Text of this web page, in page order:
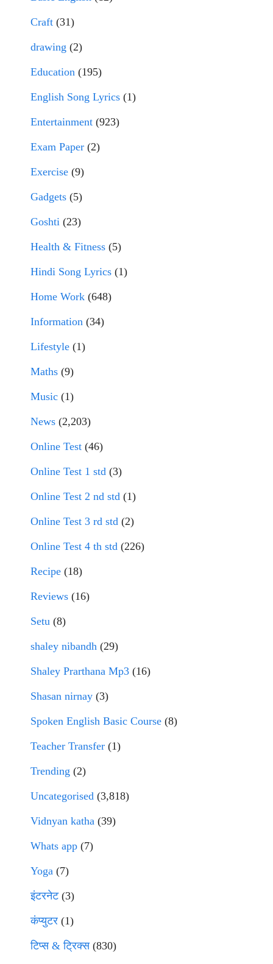
Craft (31)
drawing (2)
Education (195)
English Song Lyrics (1)
Entertainment (923)
Exam Paper (2)
Exercise (9)
Gadgets (5)
Goshti (23)
Health & Fitness (5)
Hindi Song Lyrics (1)
Home Work (648)
Information (34)
Lifestyle (1)
Maths (9)
Music (1)
News (2,203)
Online Test (46)
Online Test 1 std (3)
Online Test 2 nd std (1)
Online Test 3 rd std (2)
Online Test 4 th std (226)
Recipe (18)
Reviews (16)
Setu (8)
shaley nibandh (29)
Shaley Prarthana Mp3 (16)
Shasan nirnay (3)
Spoken English Basic Course (8)
Teacher Transfer (1)
Trending (2)
Uncategorised (3,818)
Vidnyan katha (39)
Whats app (7)
Yoga (7)
इंटरनेट(3)
कंप्युटर (1)
टिप्स & ट्रिक्स(830)